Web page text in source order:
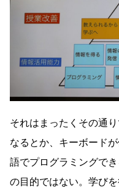
それはまったくその通
なるとか、キーボード
語でプログラミングで
の目的ではない。学び